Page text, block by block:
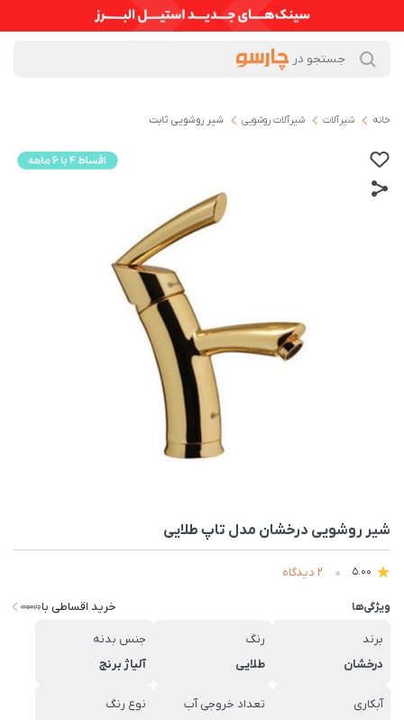
خانه شیرآلات شیرآلات روشویی شیر روشویی ثابت
شیر روشویی درخشان مدل تاپ طلایی
5.00 2 دیدگاه
ویژگی‌ها خرید اقساطی با
برند
درخشان
رنگ
طلایی
جنس بدنه
آلیاژ برنج
آبکاری
تعداد خروجی آب
نوع رنگ